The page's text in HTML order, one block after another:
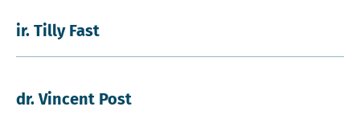
ir. Tilly Fast
dr. Vincent Post